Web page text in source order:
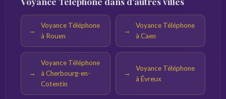
Voyance Téléphone
à Rouen
Voyance Téléphone
à Caen
Voyance Téléphone
à Cherbourg-en-
Cotentin
Voyance Téléphone
à Évreux